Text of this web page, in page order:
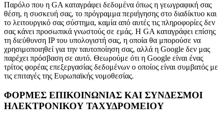
Παρόλο που η GA καταγράφει δεδομένα όπως η γεωγραφική σας
θέση, η συσκευή σας, το πρόγραμμα περιήγησης στο διαδίκτυο και
το λειτουργικό σας σύστημα, καμία από αυτές τις πληροφορίες δεν
σας κάνει προσωπικά γνωστούς σε εμάς. Η GA καταγράφει επίσης
τη διεύθυνση IP του υπολογιστή σας, η οποία θα μπορούσε να
χρησιμοποιηθεί για την ταυτοποίηση σας, αλλά η Google δεν μας
παρέχει πρόσβαση σε αυτό. Θεωρούμε ότι η Google είναι ένας
τρίτος φορέας επεξεργασίας δεδομένων ο οποίος είναι συμβατός με
τις επιταγές της Ευρωπαϊκής νομοθεσίας.
ΦΟΡΜΕΣ ΕΠΙΚΟΙΝΩΝΙΑΣ ΚΑΙ ΣΥΝΔΕΣΜΟΙ
ΗΛΕΚΤΡΟΝΙΚΟΥ ΤΑΧΥΔΡΟΜΕΙΟΥ